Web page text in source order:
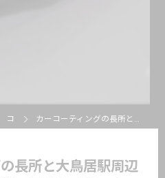
コラム カーコーティングの長所と大鳥居駅周辺で得られる愛車保護の具体的メリット
長所と大鳥居駅周辺